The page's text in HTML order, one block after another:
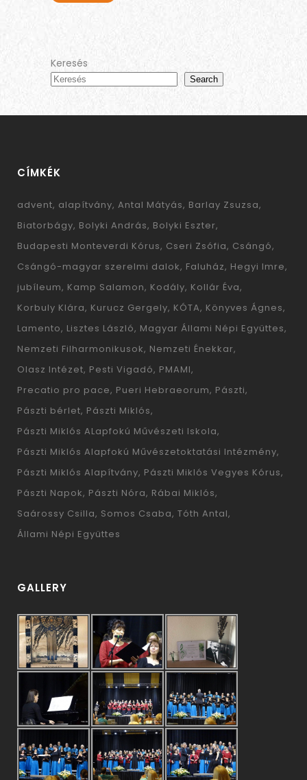
Keresés
Search
CÍMKÉK
advent alapítvány Antal Mátyás Barlay Zsuzsa
Biatorbágy Bolyki András Bolyki Eszter
Budapesti Monteverdi Kórus Cseri Zsófia Csángó
Csángó-magyar szerelmi dalok Faluház Hegyi Imre
jubíleum Kamp Salamon Kodály Kollár Éva
Korbuly Klára Kurucz Gergely KÓTA Könyves Ágnes
Lamento Lisztes László Magyar Állami Népi Együttes
Nemzeti Filharmonikusok Nemzeti Énekkar
Olasz Intézet Pesti Vigadó PMAMI
Precatio pro pace Pueri Hebraeorum Pászti
Pászti bérlet Pászti Miklós
Pászti Miklós ALapfokú Művészeti Iskola
Pászti Miklós Alapfokú Művészetoktatási Intézmény
Pászti Miklós Alapítvány Pászti Miklós Vegyes Kórus
Pászti Napok Pászti Nóra Rábai Miklós
Saárossy Csilla Somos Csaba Tóth Antal
Állami Népi Együttes
GALLERY